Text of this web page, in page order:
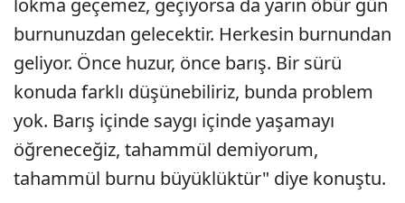
lokma geçemez, geçiyorsa da yarın öbür gün
burnunuzdan gelecektir. Herkesin burnundan
geliyor. Önce huzur, önce barış. Bir sürü
konuda farklı düşünebiliriz, bunda problem
yok. Barış içinde saygı içinde yaşamayı
öğreneceğiz, tahammül demiyorum,
tahammül burnu büyüklüktür" diye konuştu.